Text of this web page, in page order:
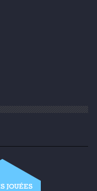
JOUÉES